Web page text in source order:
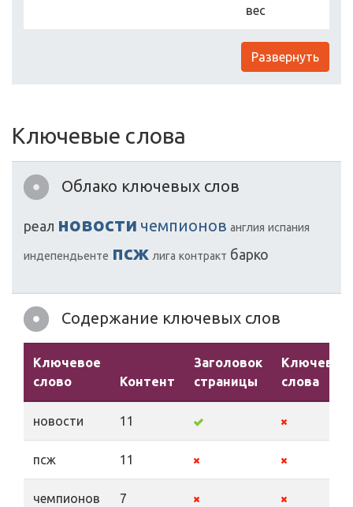
вес
Развернуть
Ключевые слова
Облако ключевых слов
реал новости чемпионов англия испания
индепендьенте псж лига контракт барко
Содержание ключевых слов
Ключевое
слово
Контент
Заголовок
страницы
Ключевые
слова
новости 11
псж 11
чемпионов 7